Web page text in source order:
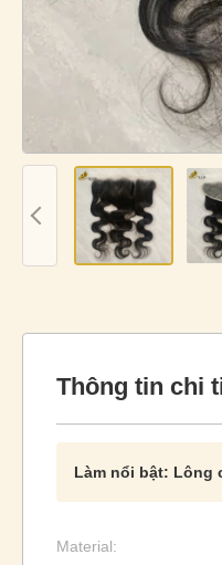
Thông tin chi
Làm nổi bật: Lông
Material: